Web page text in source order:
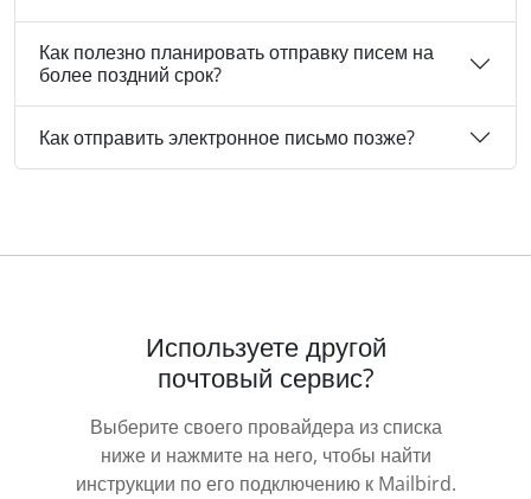
Как полезно планировать отправку писем на
более поздний срок?
Как отправить электронное письмо позже?
Используете другой
почтовый сервис?
Выберите своего провайдера из списка
ниже и нажмите на него, чтобы найти
инструкции по его подключению к Mailbird.